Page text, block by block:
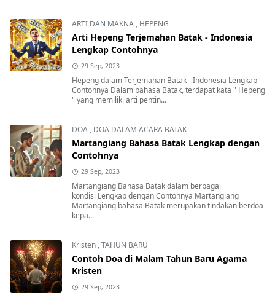
ARTI DAN MAKNA , HEPENG
Arti Hepeng Terjemahan Batak - Indonesia
Lengkap Contohnya
29 Sep, 2023
Hepeng dalam Terjemahan Batak - Indonesia Lengkap
Contohnya Dalam bahasa Batak, terdapat kata " Hepeng
" yang memiliki arti pentin...
DOA , DOA DALAM ACARA BATAK
Martangiang Bahasa Batak Lengkap dengan
Contohnya
29 Sep, 2023
Martangiang Bahasa Batak dalam berbagai
kondisi Lengkap dengan Contohnya Martangiang
Martangiang bahasa Batak merupakan tindakan berdoa
kepa...
Kristen ,TAHUN BARU
Contoh Doa di Malam Tahun Baru Agama
Kristen
29 Sep, 2023